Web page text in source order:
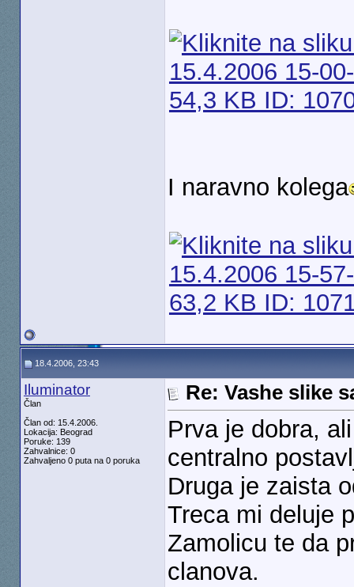
I naravno kolega
18.4.2006, 23:43
Iluminator
Član
Član od: 15.4.2006.
Lokacija: Beograd
Poruke: 139
Zahvalnice: 0
Zahvaljeno 0 puta na 0 poruka
Re: Vashe slike
Prva je dobra,
centralno
Druga je zaista
Treca mi deluje
Zamolicu te da
clanova.